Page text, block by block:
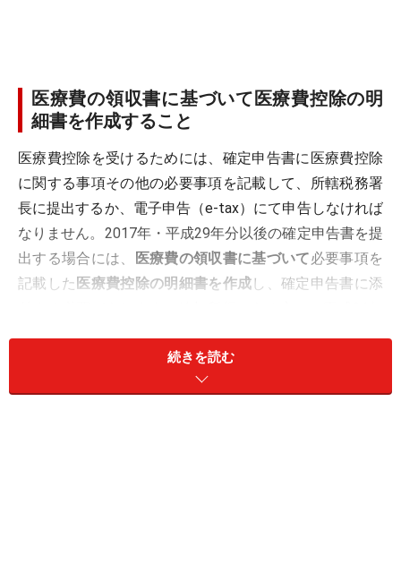
医療費の領収書に基づいて医療費控除の明
細書を作成すること
医療費控除を受けるためには、確定申告書に医療費控除
に関する事項その他の必要事項を記載して、所轄税務署
長に提出するか、電子申告（e-tax）にて申告しなければ
なりません。2017年・平成29年分以後の確定申告書を提
出する場合には、 医療費の領収書に基づいて必要事項を
記載した医療費控除の明細書を作成し、確定申告書に添
収票（原本）を添付する必要はなくなりました）。
続きを読む